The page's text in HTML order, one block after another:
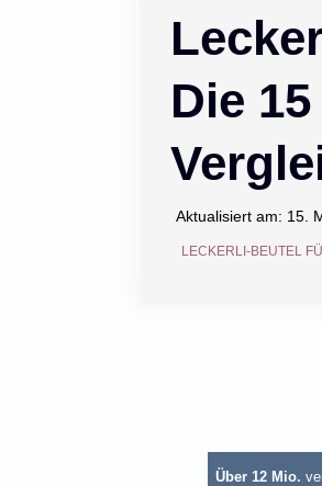
Die
Aktualisiert am: 15.
LECKERLI-BEUTEL
Über 12 Mio.